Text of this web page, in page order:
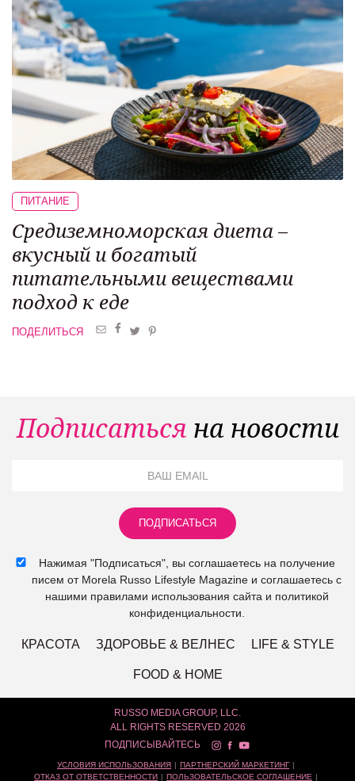
ПИТАНИЕ
Средиземноморская диета –
вкусный и богатый
питательными веществами
подход к еде
ПОДЕЛИТЬСЯ
Подписаться на новости
Нажимая "Подписаться", вы соглашаетесь на получение
писем от Morela Russo Lifestyle Magazine и соглашаетесь с
нашими правилами использования сайта и политикой
конфиденциальности.
КРАСОТА ЗДОРОВЬЕ & ВЕЛНЕС LIFE & STYLE
FOOD & HOME
RUSSO MEDIA GROUP, LLC.
ALL RIGHTS RESERVED 2026
ПОДПИСЫВАЙТЕСЬ
УСЛОВИЯ ИСПОЛЬЗОВАНИЯ
ПАРТНЕРСКИЙ МАРКЕТИНГ
ОТКАЗ ОТ ОТВЕТСТВЕННОСТИ
ПОЛЬЗОВАТЕЛЬСКОЕ СОГЛАШЕНИЕ